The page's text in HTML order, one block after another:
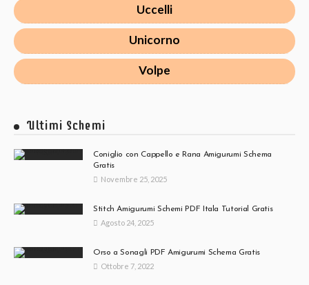
Uccelli
Unicorno
Volpe
Ultimi Schemi
Coniglio con Cappello e Rana Amigurumi Schema
Gratis
Novembre 25, 2025
Stitch Amigurumi Schemi PDF Itala Tutorial Gratis
Agosto 24, 2025
Orso a Sonagli PDF Amigurumi Schema Gratis
Ottobre 7, 2022